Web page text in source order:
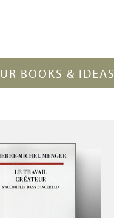
BOOKS & IDEAS